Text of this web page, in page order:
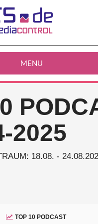
MENU
2025
18.08. -
TOP 10 PODCAST